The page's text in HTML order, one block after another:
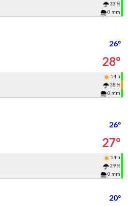
33 %
0 mm
26°
28°
14 h
38 %
0 mm
26°
27°
14 h
29 %
0 mm
20°